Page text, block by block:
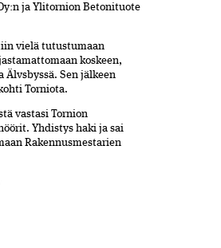
ja Ylitornion Betonituote
vielä tutustumaan
koskeen,
Älvsbyssä. Sen jälkeen
Torniota.
vastasi Tornion
Yhdistys haki ja sai
Rakennusmestarien